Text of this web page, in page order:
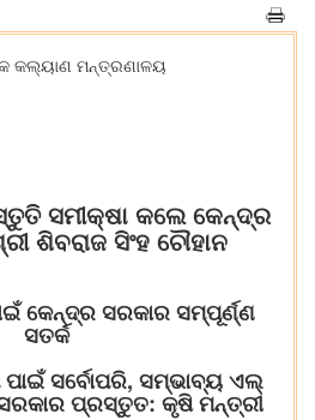
କଲ୍ୟାଣ ମନ୍ତ୍ରଣାଳୟ
ସମୀକ୍ଷା କଲେ କେନ୍ଦ୍ର
ଶିବରାଜ ସିଂହ ଚୌହାନ
କେନ୍ଦ୍ର ସରକାର ସମ୍ପୂର୍ଣ୍ଣ
ସତର୍କ
ସର୍ବୋପରି, ସମ୍ଭାବ୍ୟ ଏଲ୍
ପ୍ରସ୍ତୁତ: କୃଷି ମନ୍ତ୍ରୀ